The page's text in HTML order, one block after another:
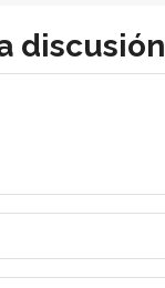
discusión